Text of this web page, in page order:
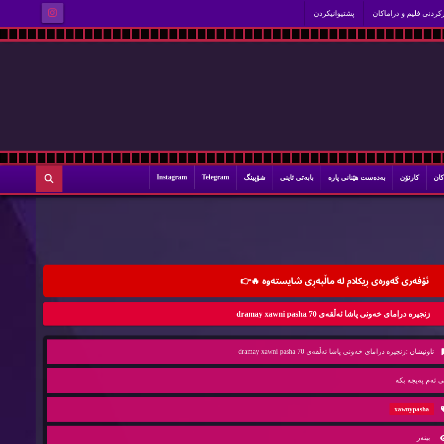
فلیم و دراماكان پشتیوانیكردن
H E TA.C
سایتيكی بيلایه‌ن بؤ خزمه‌تی هه‌مووان
كارتۆن به‌ده‌ست هێنانی پاره‌ بابه‌تی ئاینی شۆپینگ Telegram
Instagram
ئۆفه‌ری گه‌وره‌ی ڕیكلام له‌ ماڵپه‌ڕی شایسته‌وه‌ 🔥👉
زنجیره‌ درامای خه‌ونی پاشا ئه‌ڵقه‌ی 70 dramay xawni pasha
ناونیشان :زنجیره‌ درامای خه‌ونی پاشا ئه‌ڵقه‌ی 70 dramay xawni pasha
ئه‌م په‌یجه‌ بكه‌
xawnypasha
بینه‌ر